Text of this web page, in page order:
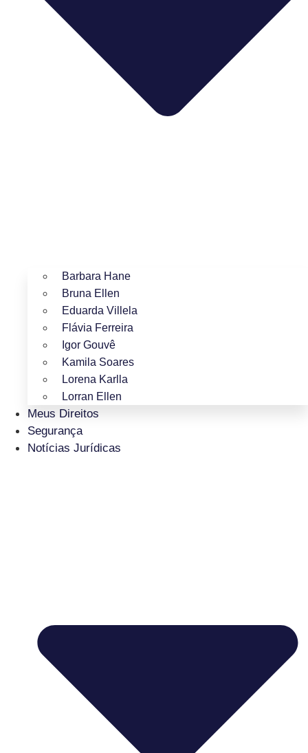
Barbara Hane
Bruna Ellen
Eduarda Villela
Flávia Ferreira
Igor Gouvê
Kamila Soares
Lorena Karlla
Lorran Ellen
Meus Direitos
Segurança
Notícias Jurídicas